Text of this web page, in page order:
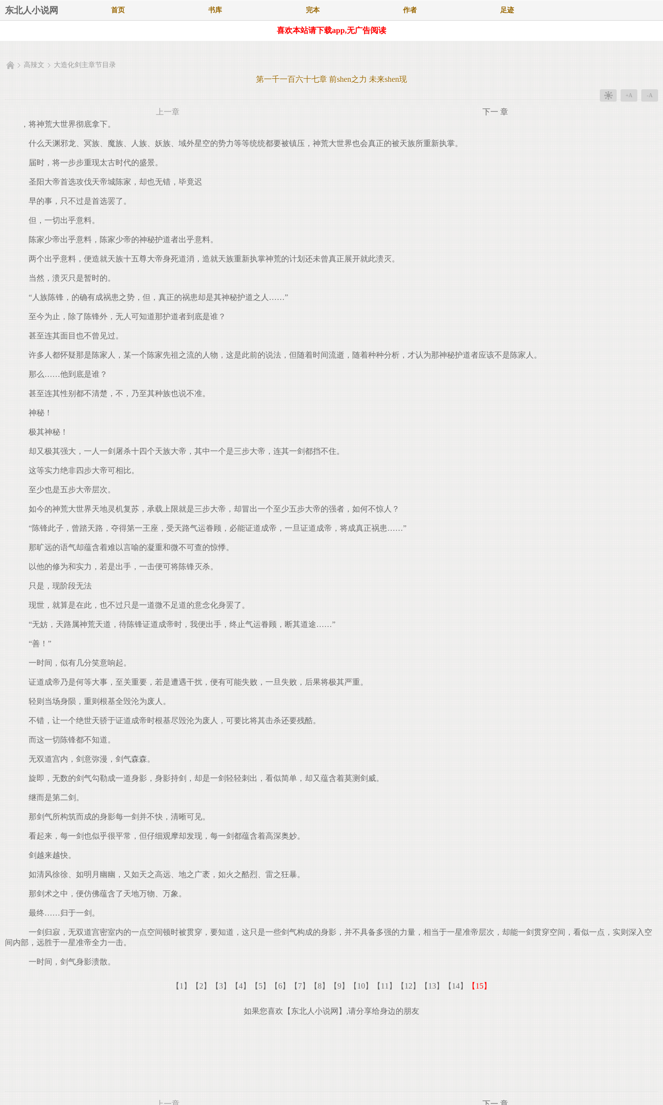
东北人小说网 首页 书库 完本 作者 足迹
喜欢本站请下载app,无广告阅读
高辣文 大造化剑主章节目录
第一千一百六十七章 前shen之力 未来shen现
+A -A
上一章
下一 章
，将神荒大世界彻底拿下。
什么天渊邪龙、冥族、魔族、人族、妖族、域外星空的势力等等统统都要被镇压，神荒大世界也会真正的被天族所重新执掌。
届时，将一步步重现太古时代的盛景。
圣阳大帝首选攻伐天帝城陈家，却也无错，毕竟迟
早的事，只不过是首选罢了。
但，一切出乎意料。
陈家少帝出乎意料，陈家少帝的神秘护道者出乎意料。
两个出乎意料，便造就天族十五尊大帝身死道消，造就天族重新执掌神荒的计划还未曾真正展开就此溃灭。
当然，溃灭只是暂时的。
“人族陈锋，的确有成祸患之势，但，真正的祸患却是其神秘护道之人……”
至今为止，除了陈锋外，无人可知道那护道者到底是谁？
甚至连其面目也不曾见过。
许多人都怀疑那是陈家人，某一个陈家先祖之流的人物，这是此前的说法，但随着时间流逝，随着种种分析，才认为那神秘护道者应该不是陈家人。
那么……他到底是谁？
甚至连其性别都不清楚，不，乃至其种族也说不准。
神秘！
极其神秘！
却又极其强大，一人一剑屠杀十四个天族大帝，其中一个是三步大帝，连其一剑都挡不住。
这等实力绝非四步大帝可相比。
至少也是五步大帝层次。
如今的神荒大世界天地灵机复苏，承载上限就是三步大帝，却冒出一个至少五步大帝的强者，如何不惊人？
“陈锋此子，曾踏天路，夺得第一王座，受天路气运眷顾，必能证道成帝，一旦证道成帝，将成真正祸患……”
那旷远的语气却蕴含着难以言喻的凝重和微不可查的惊悸。
以他的修为和实力，若是出手，一击便可将陈锋灭杀。
只是，现阶段无法
现世，就算是在此，也不过只是一道微不足道的意念化身罢了。
“无妨，天路属神荒天道，待陈锋证道成帝时，我便出手，终止气运眷顾，断其道途……”
“善！”
一时间，似有几分笑意响起。
证道成帝乃是何等大事，至关重要，若是遭遇干扰，便有可能失败，一旦失败，后果将极其严重。
轻则当场身陨，重则根基全毁沦为废人。
不错，让一个绝世天骄于证道成帝时根基尽毁沦为废人，可要比将其击杀还要残酷。
而这一切陈锋都不知道。
无双道宫内，剑意弥漫，剑气森森。
旋即，无数的剑气勾勒成一道身影，身影持剑，却是一剑轻轻刺出，看似简单，却又蕴含着莫测剑威。
继而是第二剑。
那剑气所构筑而成的身影每一剑并不快，清晰可见。
看起来，每一剑也似乎很平常，但仔细观摩却发现，每一剑都蕴含着高深奥妙。
剑越来越快。
如清风徐徐、如明月幽幽，又如天之高远、地之广袤，如火之酷烈、雷之狂暴。
那剑术之中，便仿佛蕴含了天地万物、万象。
最终……归于一剑。
一剑归寂，无双道宫密室内的一点空间顿时被贯穿，要知道，这只是一些剑气构成的身影，并不具备多强的力量，相当于一星准帝层次，却能一剑贯穿空间，看似一点，实则深入空
间内部，远胜于一星准帝全力一击。
一时间，剑气身影溃散。
【1】 【2】 【3】 【4】 【5】 【6】 【7】 【8】 【9】 【10】 【11】 【12】 【13】 【14】 【15】
如果您喜欢【东北人小说网】,请分享给身边的朋友